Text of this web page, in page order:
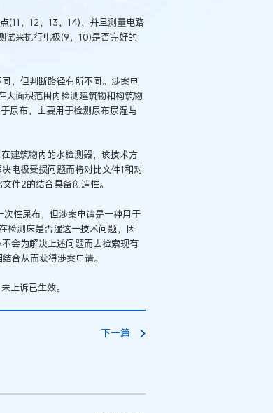
(11，12，13，14)，并且测量电路
试来执行电极(9，10)是否完好的
，但判断路径有所不同。涉案申
大面积范围内检测建筑物和构筑物
尿布，主要用于检测尿布尿湿与
建筑物内的水检测器，该技术方
电极受损问题而将对比文件1和对
件2的结合具备创造性。
性尿布，但涉案申请是一种用于
检测床是否湿这一技术问题，因
会为解决上述问题而去检索现有
合从而获得涉案申请。
上诉已生效。
下一篇